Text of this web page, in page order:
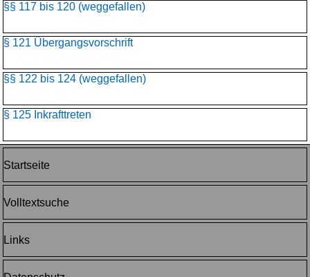
§§ 117 bis 120 (weggefallen)
§ 121 Übergangsvorschrift
§§ 122 bis 124 (weggefallen)
§ 125 Inkrafttreten
Startseite
Volltextsuche
Links